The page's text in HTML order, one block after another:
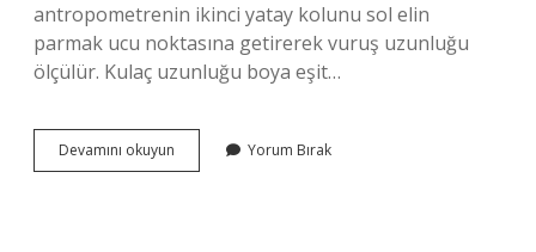
antropometrenin ikinci yatay kolunu sol elin
parmak ucu noktasına getirerek vuruş uzunluğu
ölçülür. Kulaç uzunluğu boya eşit…
Devamını okuyun
Uzunluğu
Yorum Bırak